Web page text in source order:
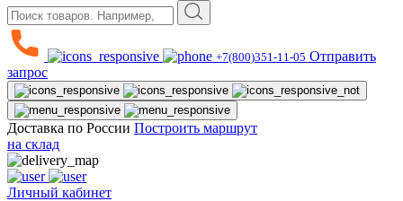
+7(800)351-11-05 Отправить
запрос
Доставка по России Построить маршрут
на склад
Личный кабинет